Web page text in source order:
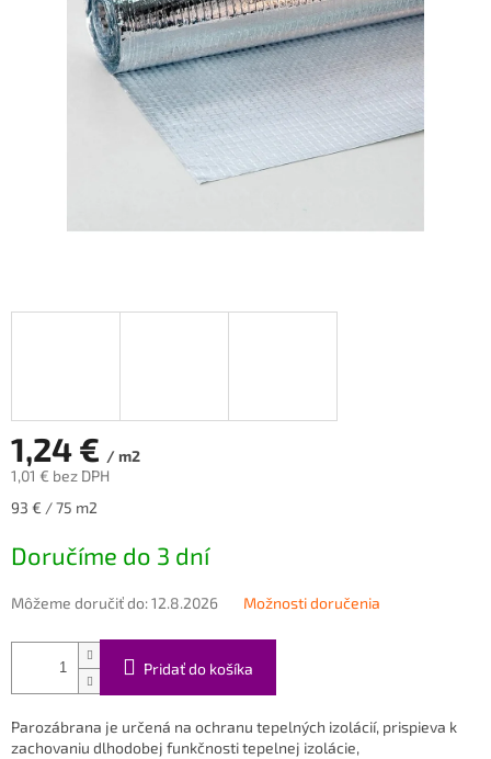
hviezdičiek.
1,24 € / m2
1,01 € bez DPH
Jednotková
93 € / 75 m2
Doručíme do 3 dní
Môžeme doručiť do:12.8.2026 Možnosti doručenia
Pridať do košíka
Parozábrana je určená na ochranu tepelných izolácií, prispieva k
zachovaniu dlhodobej funkčnosti tepelnej izolácie,